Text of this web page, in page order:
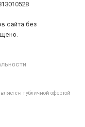
сайта без
публичной офертой